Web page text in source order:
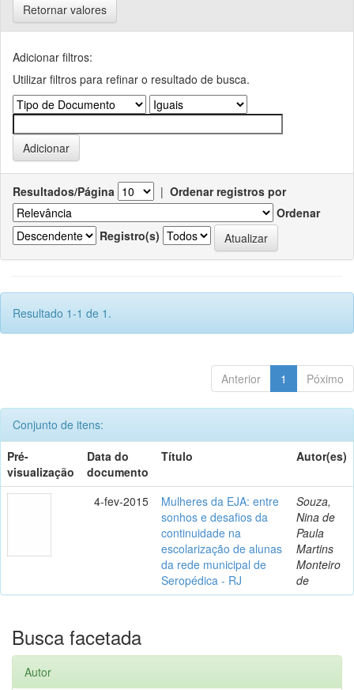
Retornar valores
Adicionar filtros:
Utilizar filtros para refinar o resultado de busca.
Resultados/Página | Ordenar registros por
Ordenar
Registro(s)
Resultado 1-1 de 1.
Anterior 1 Póximo
Conjunto de itens:
Pré-
visualização
Data do
documento
Título Autor(es)
4-fev-2015
Mulheres da EJA: entre
sonhos e desafios da
continuidade na
escolarização de alunas
da rede municipal de
Seropédica - RJ
Souza,
Nina de
Paula
Martins
Monteiro
de
Busca facetada
Autor